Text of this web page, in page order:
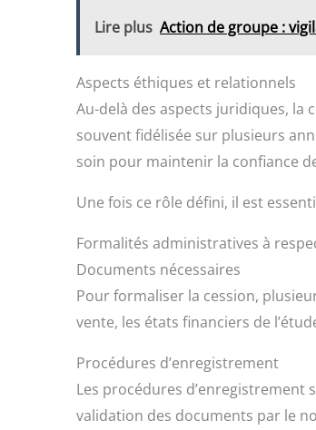
Lire plus Action de groupe :
Aspects éthiques et relationnels
Au-delà des aspects juridiques, la
souvent fidélisée sur plusieurs
soin pour maintenir la confiance
Une fois ce rôle défini, il est
Formalités administratives à
Documents nécessaires
Pour formaliser la cession,
vente, les états financiers de
Procédures d’enregistrement
Les procédures d’enregistrement
validation des documents par le